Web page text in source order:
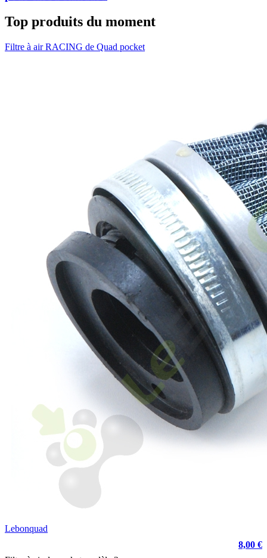
Top produits du moment
Filtre à air RACING de Quad pocket
Lebonquad
8,00 €